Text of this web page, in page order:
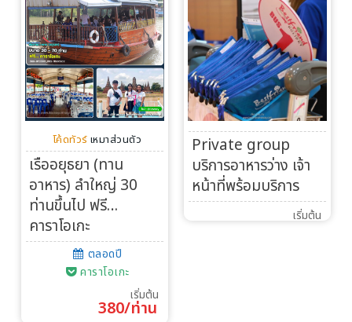
โค้ดทัวร์ เหมาส่วนตัว
เรืออยุธยา (ทาน
อาหาร) ลำใหญ่ 30
ท่านขึ้นไป ฟรี…
คาราโอเกะ
ตลอดปี
คาราโอเกะ
เริ่มต้น
380/ท่าน
Private group
บริการอาหารว่าง เจ้า
หน้าที่พร้อมบริการ
เริ่มต้น